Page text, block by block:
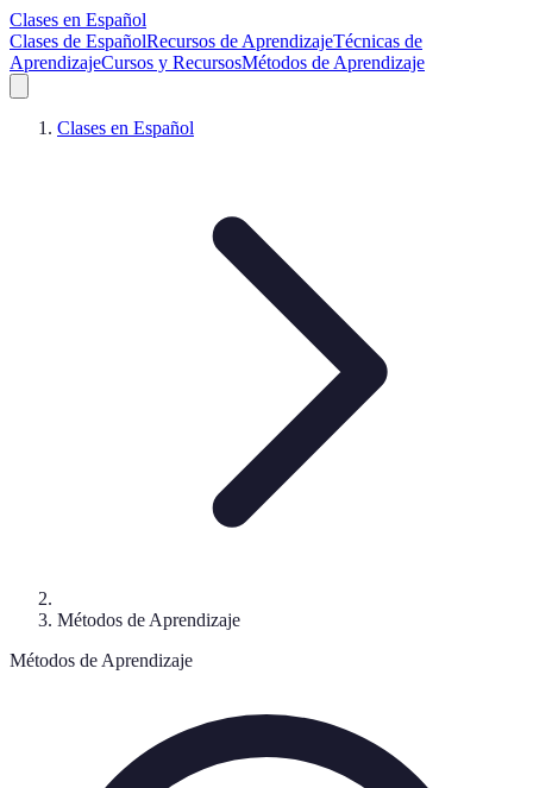
Clases en Español
Clases de EspañolRecursos de AprendizajeTécnicas de
AprendizajeCursos y RecursosMétodos de Aprendizaje
Clases en Español
Métodos de Aprendizaje
Métodos de Aprendizaje